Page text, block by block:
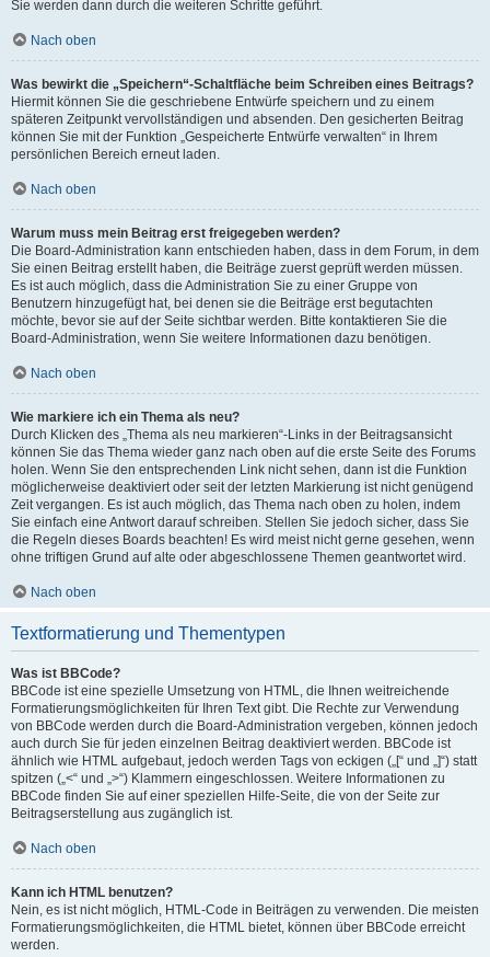
Sie werden dann durch die weiteren Schritte geführt.
Nach oben
Was bewirkt die „Speichern“-Schaltfläche beim Schreiben eines Beitrags?
Hiermit können Sie die geschriebene Entwürfe speichern und zu einem
späteren Zeitpunkt vervollständigen und absenden. Den gesicherten Beitrag
können Sie mit der Funktion „Gespeicherte Entwürfe verwalten“ in Ihrem
persönlichen Bereich erneut laden.
Nach oben
Warum muss mein Beitrag erst freigegeben werden?
Die Board-Administration kann entschieden haben, dass in dem Forum, in dem
Sie einen Beitrag erstellt haben, die Beiträge zuerst geprüft werden müssen.
Es ist auch möglich, dass die Administration Sie zu einer Gruppe von
Benutzern hinzugefügt hat, bei denen sie die Beiträge erst begutachten
möchte, bevor sie auf der Seite sichtbar werden. Bitte kontaktieren Sie die
Board-Administration, wenn Sie weitere Informationen dazu benötigen.
Nach oben
Wie markiere ich ein Thema als neu?
Durch Klicken des „Thema als neu markieren“-Links in der Beitragsansicht
können Sie das Thema wieder ganz nach oben auf die erste Seite des Forums
holen. Wenn Sie den entsprechenden Link nicht sehen, dann ist die Funktion
möglicherweise deaktiviert oder seit der letzten Markierung ist nicht genügend
Zeit vergangen. Es ist auch möglich, das Thema nach oben zu holen, indem
Sie einfach eine Antwort darauf schreiben. Stellen Sie jedoch sicher, dass Sie
die Regeln dieses Boards beachten! Es wird meist nicht gerne gesehen, wenn
ohne triftigen Grund auf alte oder abgeschlossene Themen geantwortet wird.
Nach oben
Textformatierung und Thementypen
Was ist BBCode?
BBCode ist eine spezielle Umsetzung von HTML, die Ihnen weitreichende
Formatierungsmöglichkeiten für Ihren Text gibt. Die Rechte zur Verwendung
von BBCode werden durch die Board-Administration vergeben, können jedoch
auch durch Sie für jeden einzelnen Beitrag deaktiviert werden. BBCode ist
ähnlich wie HTML aufgebaut, jedoch werden Tags von eckigen („[“ und „]“) statt
spitzen („<“ und „>“) Klammern eingeschlossen. Weitere Informationen zu
BBCode finden Sie auf einer speziellen Hilfe-Seite, die von der Seite zur
Beitragserstellung aus zugänglich ist.
Nach oben
Kann ich HTML benutzen?
Nein, es ist nicht möglich, HTML-Code in Beiträgen zu verwenden. Die meisten
Formatierungsmöglichkeiten, die HTML bietet, können über BBCode erreicht
werden.